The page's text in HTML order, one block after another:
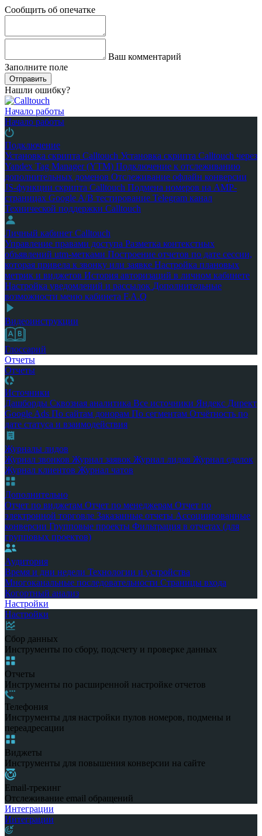
Сообщить об опечатке
Ваш комментарий
Заполните поле
Отправить
Нашли ошибку?
Начало работы
Начало работы
Подключение
Установка скрипта Calltouch Установка скрипта Calltouch через
Yandex Tag Manager (YTM) Подключение к отслеживанию
дополнительных доменов Отслеживание офлайн конверсии
JS-функции скрипта Calltouch Подмена номеров на AMP-
страницах Google A/B тестирование Telegram канал
Технической поддержки Calltouch
Личный кабинет Calltouch
Управление правами доступа Разметка контекстных
объявлений utm-метками Построение отчетов по дате сессии,
которая привела к звонку или заявке Настройка плановых
метрик и виджетов История авторизаций в личном кабинете
Настройка уведомлений и рассылок Дополнительные
возможности меню кабинета F.A.Q
Видеоинструкции
Глоссарий
Отчеты
Отчеты
Источники
Дашборды Сквозная аналитика Все источники Яндекс Директ
Google Ads По сайтам донорам По сегментам Отчётность по
дате статуса и взаимодействия
Журналы лидов
Журнал звонков Журнал заявок Журнал лидов Журнал сделок
Журнал клиентов Журнал чатов
Дополнительно
Отчет по виджетам Отчет по менеджерам Отчет по
электронной торговле Заказанные отчеты Ассоциированные
конверсии Групповые проекты Фильтрация в отчетах (для
групповых проектов)
Аудитория
Время и дни недели Технологии и устройства
Многоканальные последовательности Страницы входа
Когортный анализ
Настройки
Настройки
Сбор данных
Инструменты по сбору, подсчету и проверке данных
Отчеты
Инструменты по расширенной настройке отчетов
Телефония
Инструменты для настройки пулов номеров, подмены и
переадресации
Виджеты
Инструменты для повышения конверсии на сайте
Email-трекинг
Отслеживание email обращений
Интеграции
Интеграции